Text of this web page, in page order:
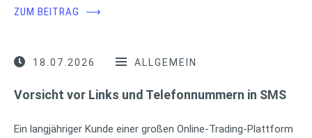
ZUM BEITRAG ⟶
18.07.2026 ALLGEMEIN
Vorsicht vor Links und Telefonnummern in SMS
Ein langjähriger Kunde einer großen Online-Trading-Plattform